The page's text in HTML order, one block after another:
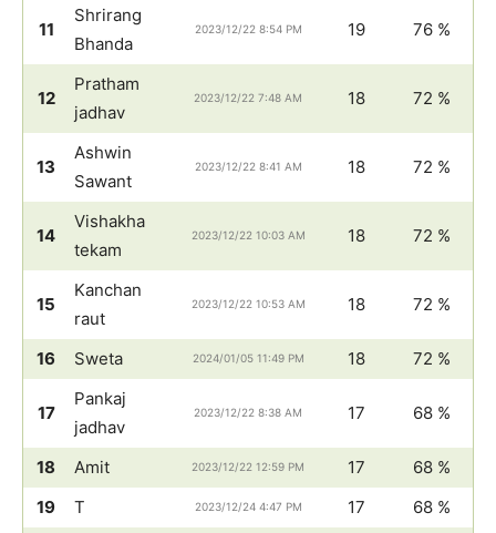
11
Shrirang
Bhanda
2023/12/22 8:54 PM 19 76 %
12
Pratham
jadhav
2023/12/22 7:48 AM 18 72 %
13
Ashwin
Sawant
2023/12/22 8:41 AM 18 72 %
14
Vishakha
tekam
2023/12/22 10:03 AM 18 72 %
15
Kanchan
raut
2023/12/22 10:53 AM 18 72 %
16 Sweta 2024/01/05 11:49 PM 18 72 %
17
Pankaj
jadhav
2023/12/22 8:38 AM 17 68 %
18 Amit 2023/12/22 12:59 PM 17
68 %
19
T 2023/12/24 4:47 PM 17
68 %